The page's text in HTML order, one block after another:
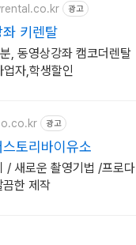
광고
키렌탈
, 동영상강좌 캠코더렌탈
자,학생할인
광고
토리바이유소
/ 새로운 촬영기법 /프로다
한 제작